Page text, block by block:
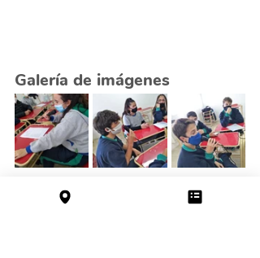
Galería de imágenes